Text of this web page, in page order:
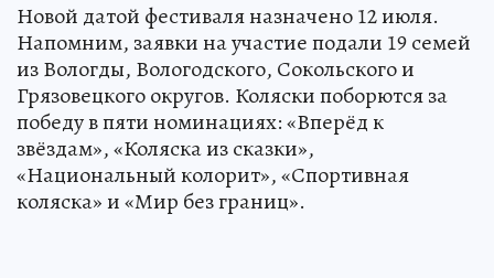
Новой датой фестиваля назначено 12 июля.
Напомним, заявки на участие подали 19 семей
из Вологды, Вологодского, Сокольского и
Грязовецкого округов. Коляски поборются за
победу в пяти номинациях: «Вперёд к
звёздам», «Коляска из сказки»,
«Национальный колорит», «Спортивная
коляска» и «Мир без границ».